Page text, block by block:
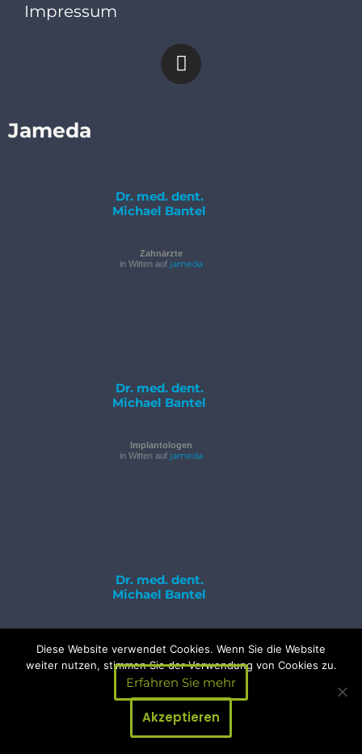
Impressum
Jameda
Dr. med. dent.
Michael Bantel
Zahnärzte
in Witten auf jameda
Dr. med. dent.
Michael Bantel
Implantologen
in Witten auf jameda
Dr. med. dent.
Michael Bantel
in Witten auf jameda
Termin
Diese Website verwendet Cookies. Wenn Sie die Website
weiter nutzen, stimmen Sie der Verwendung von Cookies zu.
Erfahren Sie mehr
Akzeptieren